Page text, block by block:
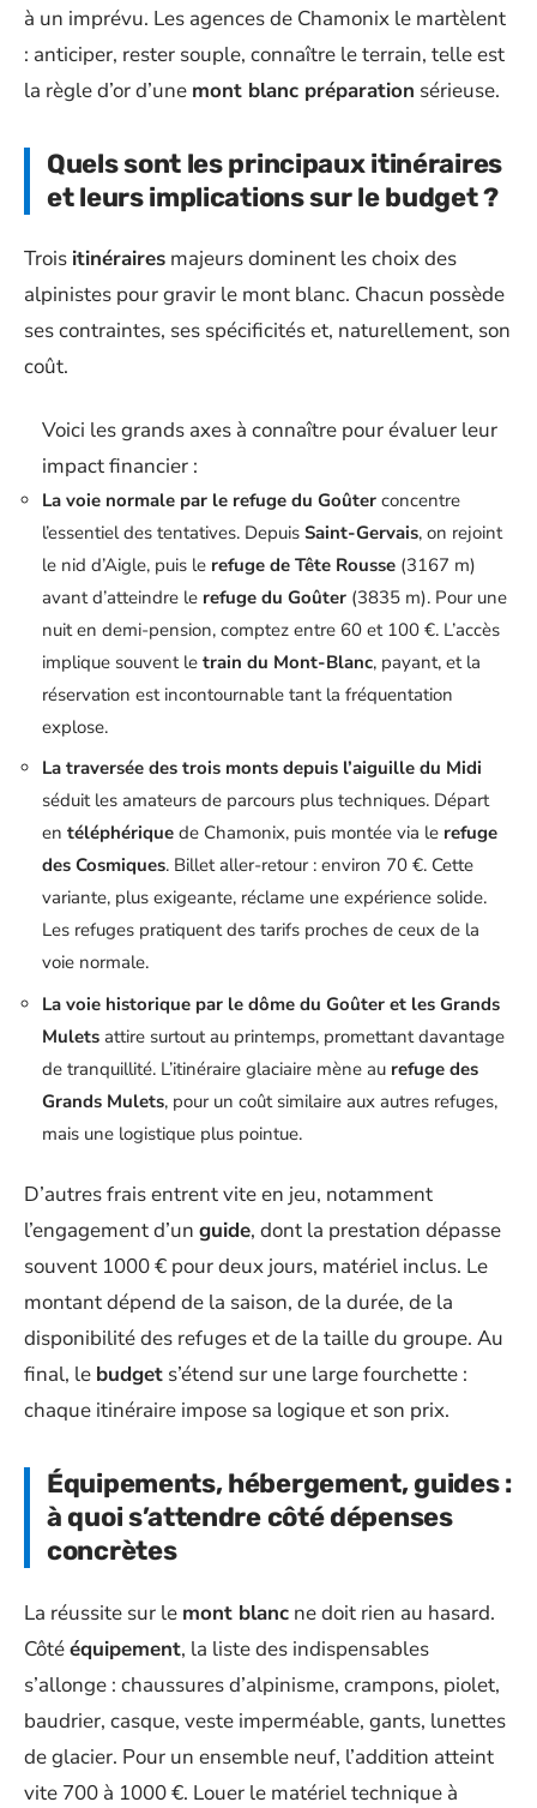
à un imprévu. Les agences de Chamonix le martèlent
: anticiper, rester souple, connaître le terrain, telle est
la règle d’or d’une mont blanc préparation sérieuse.
Quels sont les principaux itinéraires
et leurs implications sur le budget ?
Trois itinéraires majeurs dominent les choix des
alpinistes pour gravir le mont blanc. Chacun possède
ses contraintes, ses spécificités et, naturellement, son
coût.
Voici les grands axes à connaître pour évaluer leur
impact financier :
La voie normale par le refuge du Goûter concentre
l’essentiel des tentatives. Depuis Saint-Gervais, on rejoint
le nid d’Aigle, puis le refuge de Tête Rousse (3167 m)
avant d’atteindre le refuge du Goûter (3835 m). Pour une
nuit en demi-pension, comptez entre 60 et 100 €. L’accès
implique souvent le train du Mont-Blanc, payant, et la
réservation est incontournable tant la fréquentation
explose.
La traversée des trois monts depuis l’aiguille du Midi
séduit les amateurs de parcours plus techniques. Départ
en téléphérique de Chamonix, puis montée via le refuge
des Cosmiques. Billet aller-retour : environ 70 €. Cette
variante, plus exigeante, réclame une expérience solide.
Les refuges pratiquent des tarifs proches de ceux de la
voie normale.
La voie historique par le dôme du Goûter et les Grands
Mulets attire surtout au printemps, promettant davantage
de tranquillité. L’itinéraire glaciaire mène au refuge des
Grands Mulets, pour un coût similaire aux autres refuges,
mais une logistique plus pointue.
D’autres frais entrent vite en jeu, notamment
l’engagement d’un guide, dont la prestation dépasse
souvent 1000 € pour deux jours, matériel inclus. Le
montant dépend de la saison, de la durée, de la
disponibilité des refuges et de la taille du groupe. Au
final, le budget s’étend sur une large fourchette :
chaque itinéraire impose sa logique et son prix.
Équipements, hébergement, guides :
à quoi s’attendre côté dépenses
concrètes
La réussite sur le mont blanc ne doit rien au hasard.
Côtééquipement, la liste des indispensables
s’allonge : chaussures d’alpinisme, crampons, piolet,
baudrier, casque, veste imperméable, gants, lunettes
de glacier. Pour un ensemble neuf, l’addition atteint
vite 700 à 1000 €. Louer le matériel technique à